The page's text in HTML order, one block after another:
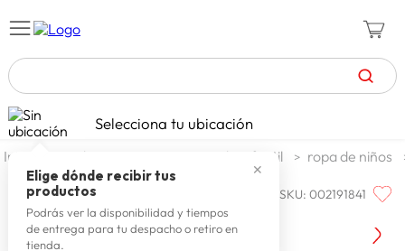
TÉRMINOS MÁS BUSCADOS
1. celulares
2. zapatillas mujer
3. zapatillas hombre
4. moda
Selecciona tu ubicación
✕
Elige dónde recibir tus
productos
Podrás ver la disponibilidad y tiempos
de entrega para tu despacho o retiro en
tienda.
moda y accesorios moda infantil ropa de niños
XTRMZ SKU:002191841
Casaca Niño Xtrmz Italo